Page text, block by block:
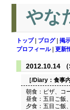
やな
トップ| ブログ| 掲
プロフィール| 更新
2012.10.14 （
［/Diary： 食事
朝食：ピザ、コ
昼食：五目ご飯
夕食：五目ご飯